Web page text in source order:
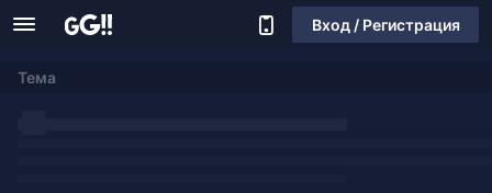
Вход / Регистрация
Тема